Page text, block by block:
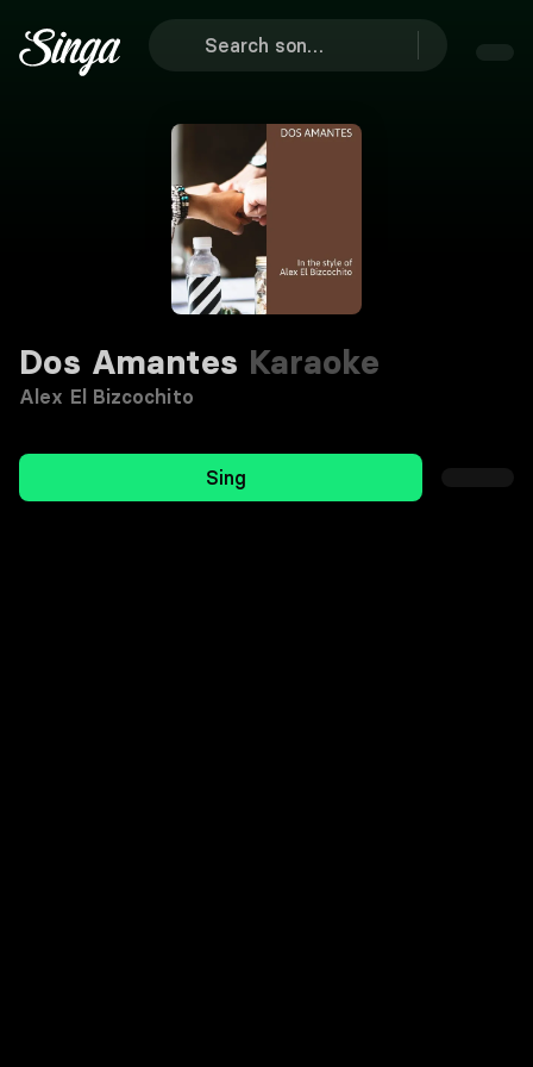
Dos Amantes Karaoke
Alex El Bizcochito
Sing